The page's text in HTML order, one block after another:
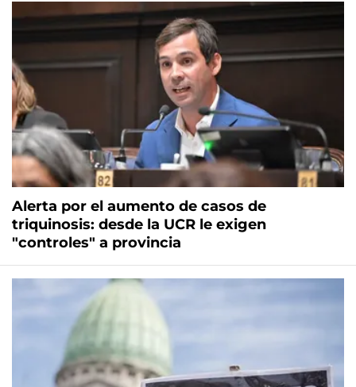
Alerta por el aumento de casos de
triquinosis: desde la UCR le exigen
"controles" a provincia